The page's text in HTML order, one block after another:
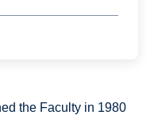
the Faculty in 1980